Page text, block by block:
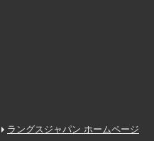
ラングスジャパン ホームページ